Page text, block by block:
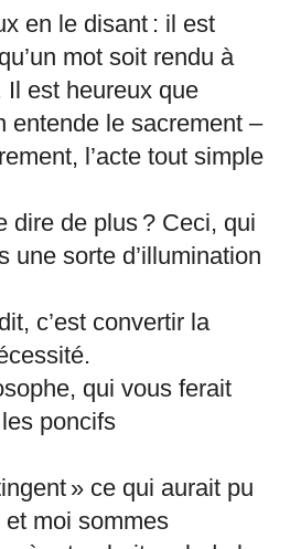
en le disant : il est
mot soit rendu à
Il est heureux que
entende le sacrement –
l’acte tout simple
dire de plus ? Ceci, qui
une sorte d’illumination
c’est convertir la
qui vous ferait
poncifs
» ce qui aurait pu
moi sommes